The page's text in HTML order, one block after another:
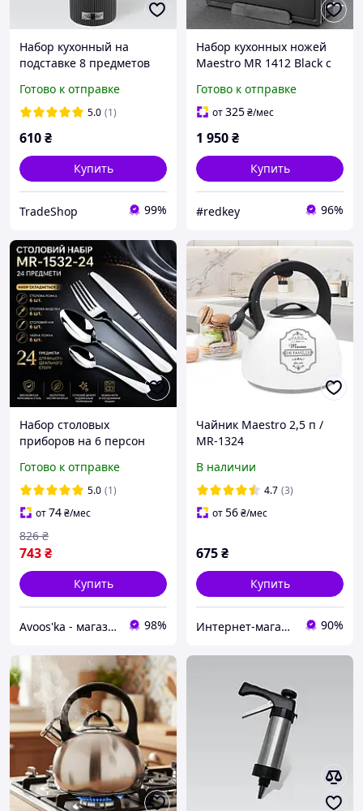
Набор кухонный на
подставке 8 предметов
MiniLavka
Готово к отправке
5.0 (1)
610₴
Купить
TradeShop 99%
Набор кухонных ножей
Maestro MR 1412 Black с
разделочными досками
10 предметов
Готово к отправке
от325₴/мес
1 950₴
Купить
#redkey 96%
Набор столовых
приборов на 6 персон
предмета) |
Высококачественная
нержавеющая сталь и
классический дизайн
Готово к отправке
5.0 (1)
от74₴/мес
743₴
826 ₴
Купить
Avoos'ka - магазин для Вашого дому та комфорту,) 98%
Чайник Maestro 2,5 п /
MR-1324
В наличии
4.7 (3)
от56₴/мес
675₴
Купить
Интернет-магазин "Посуда дом" 90%